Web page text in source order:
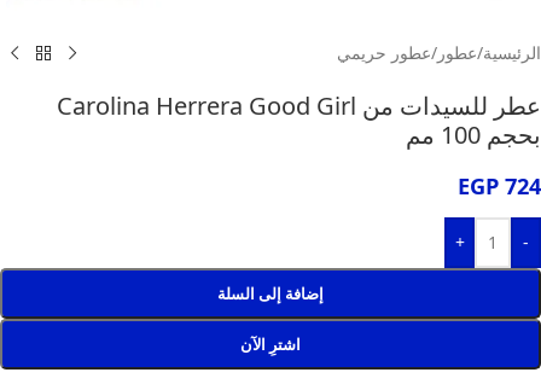
الرئيسية/عطور /عطور حريمي
عطر للسيدات من Carolina Herrera Good Girl
بحجم 100 مم
EGP 724
-
+
إضافة إلى السلة
اشترِ الآن